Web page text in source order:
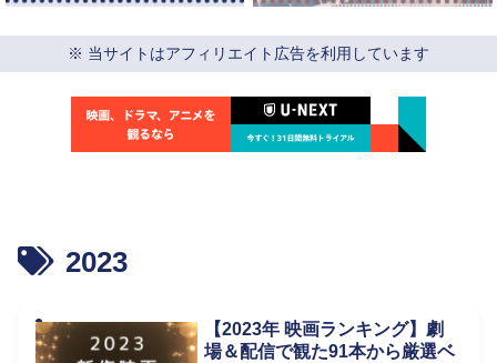
※ 当サイトはアフィリエイト広告を利用しています
2023
【2023年 映画ランキング】劇
場＆配信で観た91本から厳選ベ